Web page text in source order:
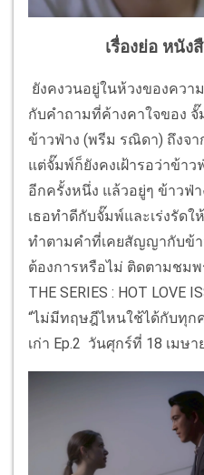
เรื่องย่อ หนัง
ยังคงวนอยู่ในห้วงของควา
กับคำถามที่ค้างคาใจของ จั๊
ข้าวฟ่าง (พรีม รณิดา) ถึงจ
แต่จั๊มพ์ก็ยังคงเฝ้ารอว่าข้า
อีกครั้งหนึ่ง แล้วอยู่ๆ ข้าวฟ่
เธอทำดีกับจั๊มพ์และเร่งรัด
ทำตามคำที่เคยสัญญากับข้า
ต้องการหรือไม่ ติดตามชมพ
THE SERIES : HOT LOVE
“ไม่มีทฤษฎีไหนใช้ได้กับทุก
เก่า Ep.2 วันศุกร์ที่ 18 เมษ